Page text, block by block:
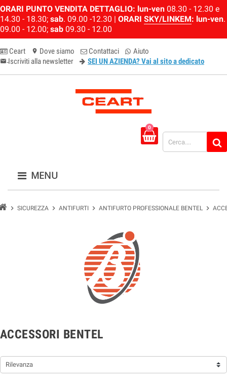
ORARI PUNTO VENDITA DETTAGLIO: lun-ven 08.30 - 12.30 e
14.30 - 18.30; sab. 09.00 -12.30 | ORARI SKY/LINKEM: lun-ven.
09.00 - 12.00; sab 09.30 - 12.00
Ceart location_on Dove siamo Contattaci Aiuto
email-newsletter
Iscriviti alla newsletter SEI UN AZIENDA? Vai al sito a dedicato
0
MENU
chevron_right SICUREZZA chevron_right ANTIFURTI chevron_right ANTIFURTO PROFESSIONALE BENTEL chevron_right
ACCESSORI BENTEL
Rilevanza